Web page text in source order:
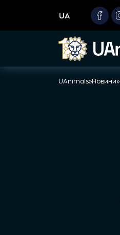
content
UA
UAnimals»Новини»